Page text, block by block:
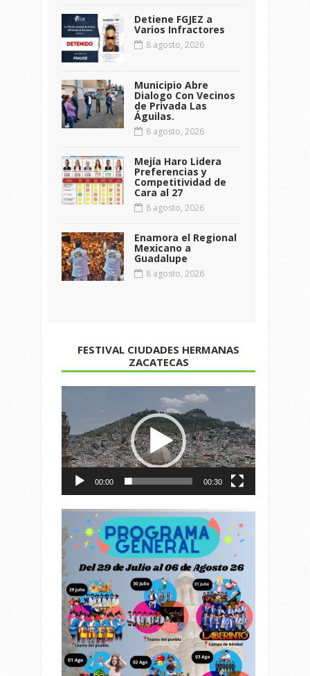
Detiene FGJEZ a
Varios Infractores
8 agosto, 2026
Municipio Abre
Dialogo Con Vecinos
de Privada Las
Águilas.
8 agosto, 2026
Mejía Haro Lidera
Preferencias y
Competitividad de
Cara al 27
8 agosto, 2026
Enamora el Regional
Mexicano a
Guadalupe
8 agosto, 2026
FESTIVAL CIUDADES HERMANAS
ZACATECAS
de
vídeo
00:00 00:30